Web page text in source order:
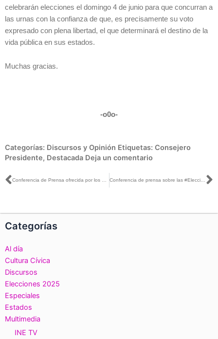
celebrarán elecciones el domingo 4 de junio para que concurran a
las urnas con la confianza de que, es precisamente su voto
expresado con plena libertad, el que determinará el destino de la
vida pública en sus estados.
Muchas gracias.
-o0o-
Categorías: Discursos y Opinión Etiquetas: Consejero
Presidente, Destacada Deja un comentario
Ant Conferencia de prensa sobre las #Elecciones2017
Categorías
Al día
Cultura Cívica
Discursos
Elecciones 2025
Especiales
Estados
Multimedia
INE TV